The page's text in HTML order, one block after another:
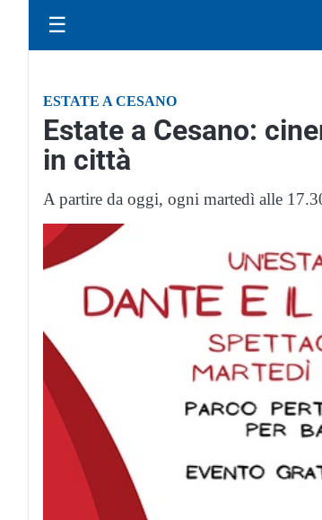
☰
ESTATE A CESANO
Estate a Cesano:
in città
A partire da oggi, ogni martedì alle